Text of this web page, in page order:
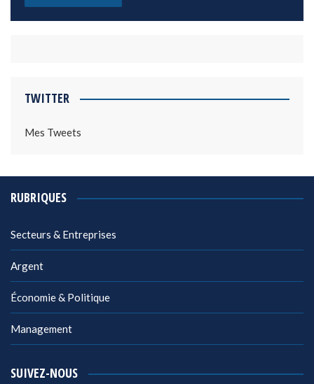
TWITTER
Mes Tweets
RUBRIQUES
Secteurs & Entreprises
Argent
Économie & Politique
Management
SUIVEZ-NOUS